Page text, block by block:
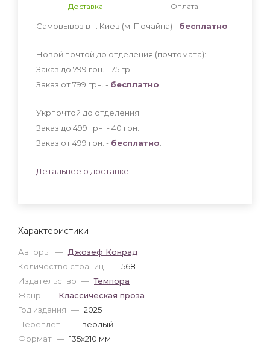
Характеристики
Авторы — Джозеф Конрад
Количество страниц — 568
Издательство — Темпора
Жанр — Классическая проза
Год издания — 2025
Переплет — Твердый
Формат — 135x210 мм
Доставка
Оплата
Самовывоз в г. Киев (м. Почайна) - бесплатно
Новой почтой до отделения (почтомата):
Заказ до 799 грн. - 75 грн
Заказ от 799 грн. - бесплатно
Укрпочтой до отделения:
Заказ до 499 грн. - 40 грн
Заказ от 499 грн. - бесплатно
Детальнее о доставке